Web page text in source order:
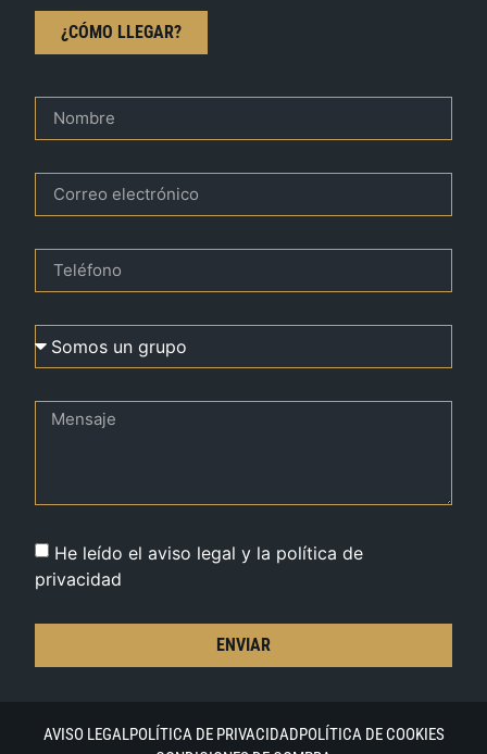
¿CÓMO LLEGAR?
He leído el aviso legal y la política de
privacidad
ENVIAR
AVISO LEGALPOLÍTICA DE PRIVACIDADPOLÍTICA DE COOKIES